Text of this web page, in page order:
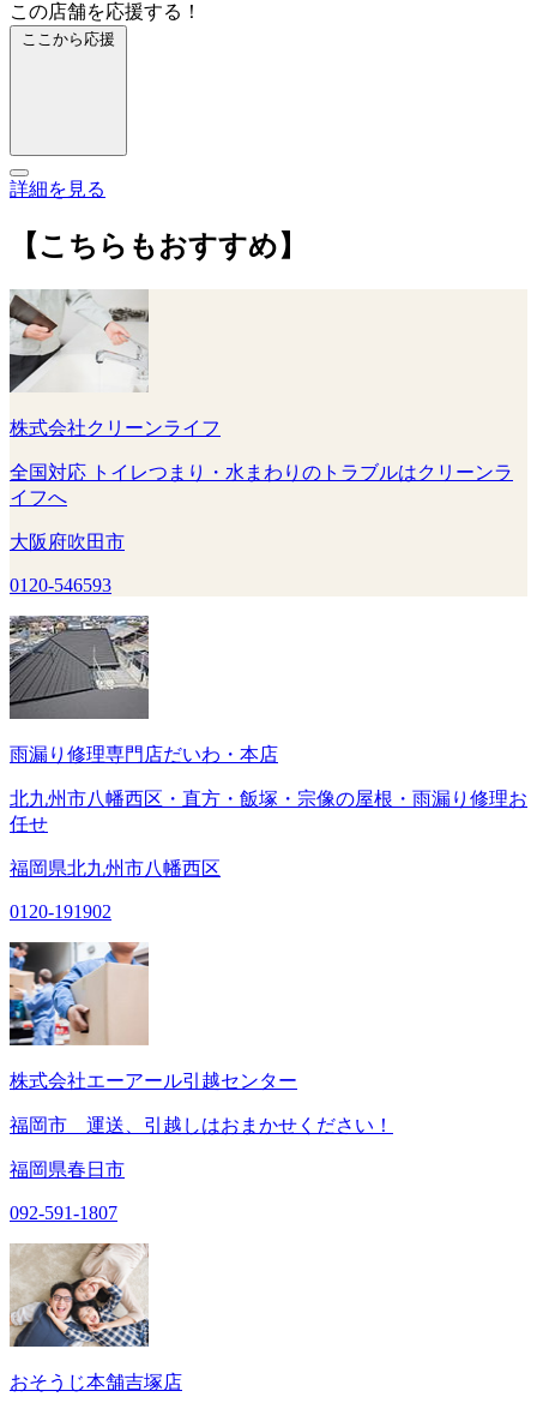
この店舗を応援する！
ここから応援
詳細を見る
【こちらもおすすめ】
株式会社クリーンライフ
全国対応 トイレつまり・水まわりのトラブルはクリーンラ
イフへ
大阪府吹田市
0120-546593
雨漏り修理専門店だいわ・本店
北九州市八幡西区・直方・飯塚・宗像の屋根・雨漏り修理お
任せ
福岡県北九州市八幡西区
0120-191902
株式会社エーアール引越センター
福岡市 運送、引越しはおまかせください！
福岡県春日市
092-591-1807
おそうじ本舗吉塚店